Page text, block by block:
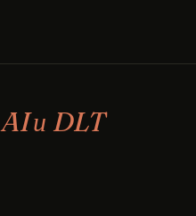
AI и DLT